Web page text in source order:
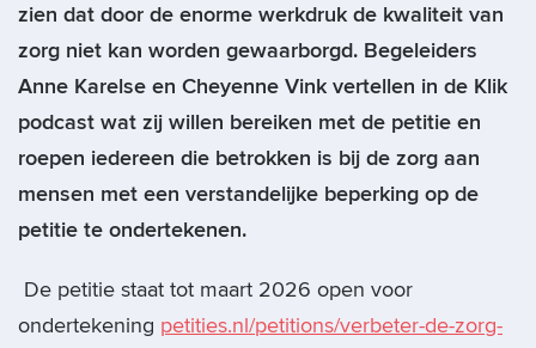
zien dat door de enorme werkdruk de kwaliteit van
zorg niet kan worden gewaarborgd. Begeleiders
Anne Karelse en Cheyenne Vink vertellen in de Klik
podcast wat zij willen bereiken met de petitie en
roepen iedereen die betrokken is bij de zorg aan
mensen met een verstandelijke beperking op de
petitie te ondertekenen.
De petitie staat tot maart 2026 open voor
ondertekening petities.nl/petitions/verbeter-de-zorg-